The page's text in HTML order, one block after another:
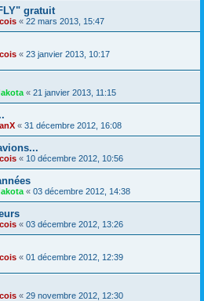
gratuit
« 22 mars 2013, 15:47
« 23 janvier 2013, 10:17
« 21 janvier 2013, 11:15
« 31 décembre 2012, 16:08
« 10 décembre 2012, 10:56
« 03 décembre 2012, 14:38
« 03 décembre 2012, 13:26
« 01 décembre 2012, 12:39
« 29 novembre 2012, 12:30